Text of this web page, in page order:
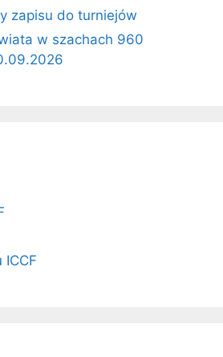
zapisu do turniejów
w szachach 960